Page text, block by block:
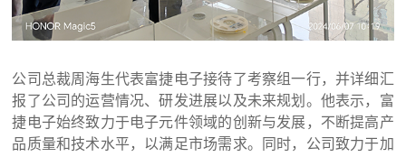
公司总裁周海生代表富捷电子接待了考察组一行，并详细汇
报了公司的运营情况、研发进展以及未来规划。他表示，富
捷电子始终致力于电子元件领域的创新与发展，不断提高产
品质量和技术水平，以满足市场需求。同时，公司致力于加